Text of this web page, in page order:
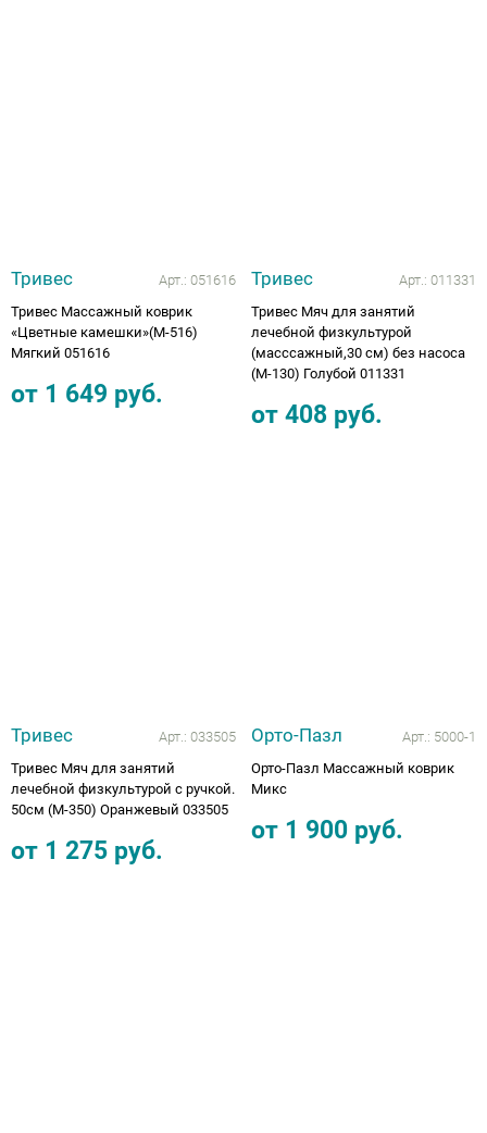
Тривес Арт.: 051616
Тривес Массажный коврик
«Цветные камешки»(М-516)
Мягкий 051616
от 1 649 руб.
Тривес Арт.: 011331
Тривес Мяч для занятий
лечебной физкультурой
(масссажный,30 см) без насоса
(М-130) Голубой 011331
от 408 руб.
Тривес Арт.: 033505
Тривес Мяч для занятий
лечебной физкультурой с ручкой.
50см (М-350) Оранжевый 033505
от 1 275 руб.
Орто-Пазл Арт.: 5000-1
Орто-Пазл Массажный коврик
Микс
от 1 900 руб.